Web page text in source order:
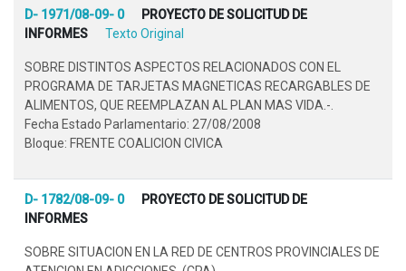
D- 1971/08-09- 0
PROYECTO DE SOLICITUD DE
INFORMES
Texto Original
SOBRE DISTINTOS ASPECTOS RELACIONADOS CON EL
PROGRAMA DE TARJETAS MAGNETICAS RECARGABLES DE
ALIMENTOS, QUE REEMPLAZAN AL PLAN MAS VIDA.-.
Fecha Estado Parlamentario: 27/08/2008
Bloque: FRENTE COALICION CIVICA
D- 1782/08-09- 0
PROYECTO DE SOLICITUD DE
INFORMES
SOBRE SITUACION EN LA RED DE CENTROS PROVINCIALES DE